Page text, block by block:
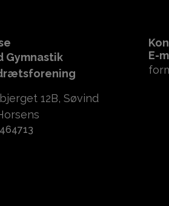
Gymnastik
12B, Søvind
E-